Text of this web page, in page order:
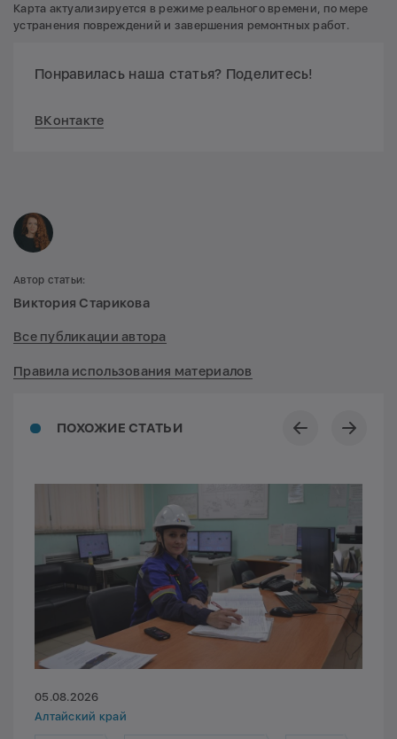
Карта актуализируется в режиме реального времени, по мере
устранения повреждений и завершения ремонтных работ.
Понравилась наша статья? Поделитесь!
ВКонтакте
ПОХОЖИЕ СТАТЬИ
05.08.2026
Алтайский край
Автор статьи:
Виктория Старикова
Все публикации автора
Правила использования материалов